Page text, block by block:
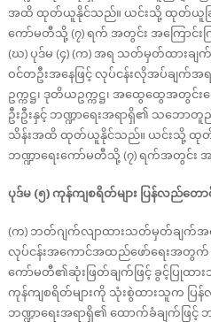
အထိ ထုတ်ယူနိုင်သည်။ ယင်းသို့ ထုတ်ယူခြင်
ကော်မတီသို့ (၇) ရက် အတွင်း အကြောင်းက
(ဃ) ပုဒ်မ (၄) (က) အရ သတ်မှတ်ထားချ
ဝင်တဦးအနေဖြင့် လုပ်ငန်းလိုအပ်ချက်အ
ဥက္ကဋ္ဌ၊ ဒုတိယဥက္ကဋ္ဌ၊ အထွေထွေအတွင်
ဦးဦးနှင့် ဘဏ္ဍာရေးအရာရှိ၏ သဘောတူ
သိန်းအထိ ထုတ်ယူနိုင်သည်။ ယင်းသို့ ထုတ်
ဘဏ္ဍာရေးကော်မတီသို့ (၇) ရက်အတွင်း အ
ပုဒ်မ (၅) ကုန်ကျစရိတ်များ ပြန်လည်တောင်
(က) ဘတ်ဂျက်လျာထားသတ်မှတ်ချက်အရ
လုပ်ငန်းအကောင်အထည်ဖော်ရေးအတွက်
ကော်မတီ၏ဆုံးဖြတ်ချက်ဖြင့် ခွင့်ပြုထာ
ကုန်ကျစရိတ်များကို သုံးစွဲထားသူက ပ
ဘဏ္ဍာရေးအရာရှိ၏ ထောက်ခံချက်ဖြင့်